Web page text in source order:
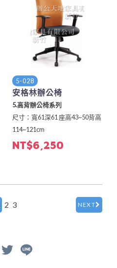
5-028
安格林辦公椅
5.高背辦公椅系列
尺寸：寬61深61 座高43~50背高
114~121cm
NT$6,250
2 3 NEXT
Facebook
Twitter